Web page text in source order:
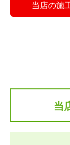
当店の施
当